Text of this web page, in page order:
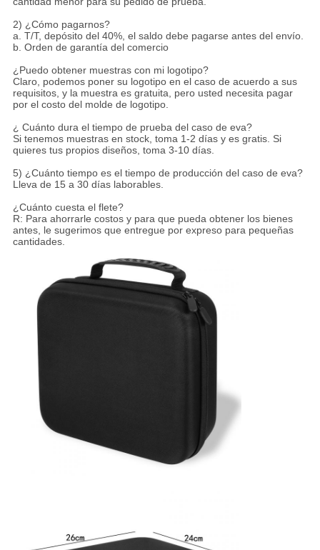
2) ¿Cómo pagarnos?
a. T/T, depósito del 40%, el saldo debe pagarse antes del envío.
b. Orden de garantía del comercio
¿Puedo obtener muestras con mi logotipo?
Claro, podemos poner su logotipo en el caso de acuerdo a sus
requisitos, y la muestra es gratuita, pero usted necesita pagar
por el costo del molde de logotipo.
¿ Cuánto dura el tiempo de prueba del caso de eva?
Si tenemos muestras en stock, toma 1-2 días y es gratis. Si
quieres tus propios diseños, toma 3-10 días.
5) ¿Cuánto tiempo es el tiempo de producción del caso de eva?
Lleva de 15 a 30 días laborables.
¿Cuánto cuesta el flete?
R: Para ahorrarle costos y para que pueda obtener los bienes
antes, le sugerimos que entregue por expreso para pequeñas
cantidades.